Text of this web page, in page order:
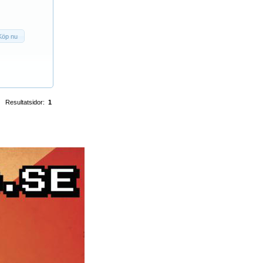
nu
Resultatsidor: 1